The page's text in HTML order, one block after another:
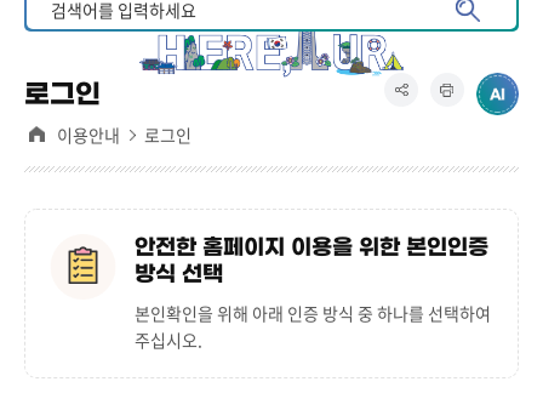
로그인
이용안내 로그인
안전한 홈페이지 이용을 위한 본인인증
방식 선택
본인확인을 위해 아래 인증 방식 중 하나를 선택하여
주십시오.